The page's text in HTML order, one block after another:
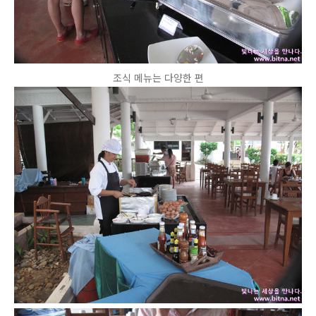
조식 메뉴는 다양한 편